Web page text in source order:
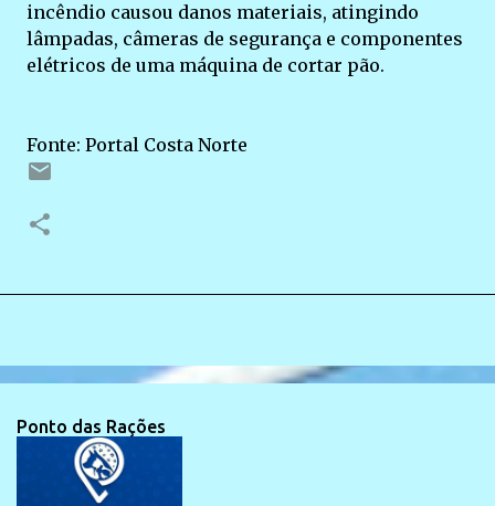
incêndio causou danos materiais, atingindo
lâmpadas, câmeras de segurança e componentes
elétricos de uma máquina de cortar pão.
Fonte: Portal Costa Norte
Ponto das Rações